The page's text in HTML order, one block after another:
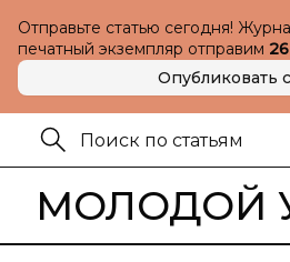
Отправьте статью сегодня!
печатный экземпляр отправим
Опубликовать
МОЛОДОЙ